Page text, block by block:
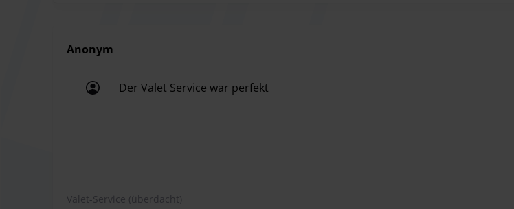
Anonym
Der Valet Service war perfekt
Valet-Service (überdacht)